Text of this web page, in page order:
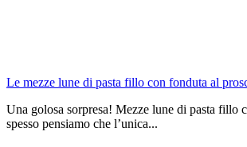
Le mezze lune di pasta fillo con fonduta al
Una golosa sorpresa! Mezze lune di pasta fillo
spesso pensiamo che l’unica...